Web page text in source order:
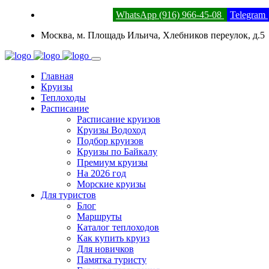
WhatsApp (916) 966-45-08 Telegram
Москва, м. Площадь Ильича, Хлебников переулок, д.5
Главная
Круизы
Теплоходы
Расписание
Расписание круизов
Круизы Водоход
Подбор круизов
Круизы по Байкалу
Премиум круизы
На 2026 год
Морские круизы
Для туристов
Блог
Маршруты
Каталог теплоходов
Как купить круиз
Для новичков
Памятка туристу